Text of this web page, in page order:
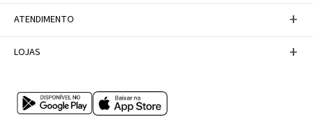
Trabalhe conosco
Política de Privacidade
Tabela de Medidas
ATENDIMENTO +
Personal Shopper
LOJAS +
Multimarcas